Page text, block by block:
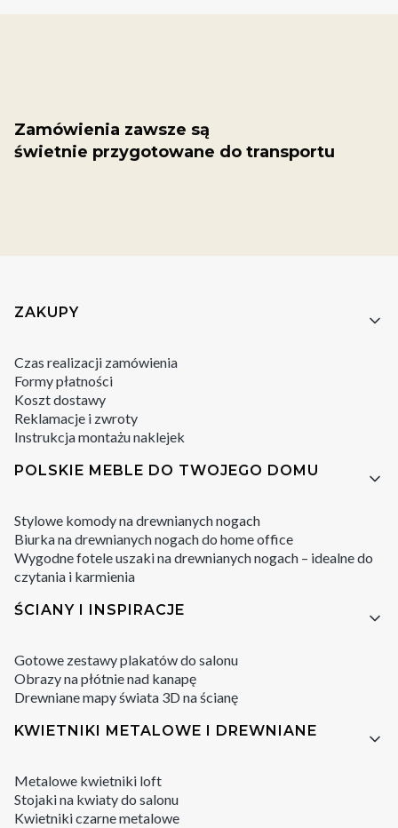
Zamówienia zawsze są
świetnie przygotowane do transportu
Linki w stopce
ZAKUPY
Czas realizacji zamówienia
Formy płatności
Koszt dostawy
Reklamacje i zwroty
Instrukcja montażu naklejek
POLSKIE MEBLE DO TWOJEGO DOMU
Stylowe komody na drewnianych nogach
Biurka na drewnianych nogach do home office
Wygodne fotele uszaki na drewnianych nogach – idealne do
czytania i karmienia
ŚCIANY I INSPIRACJE
Gotowe zestawy plakatów do salonu
Obrazy na płótnie nad kanapę
Drewniane mapy świata 3D na ścianę
KWIETNIKI METALOWE I DREWNIANE
Metalowe kwietniki loft
Stojaki na kwiaty do salonu
Kwietniki czarne metalowe